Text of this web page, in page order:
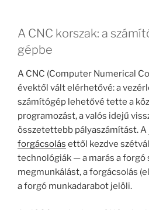
A CNC korszak: a
gépbe
A CNC (Computer Numerical
évektől vált elérhetővé: a
számítógép lehetővé tette a
programozást, a valós idejű
összetettebb pályaszámítást. A
forgácsolás ettől kezdve
technológiák — a marás a forgó
megmunkálást, a forgácsolás
a forgó munkadarabot jelöli.